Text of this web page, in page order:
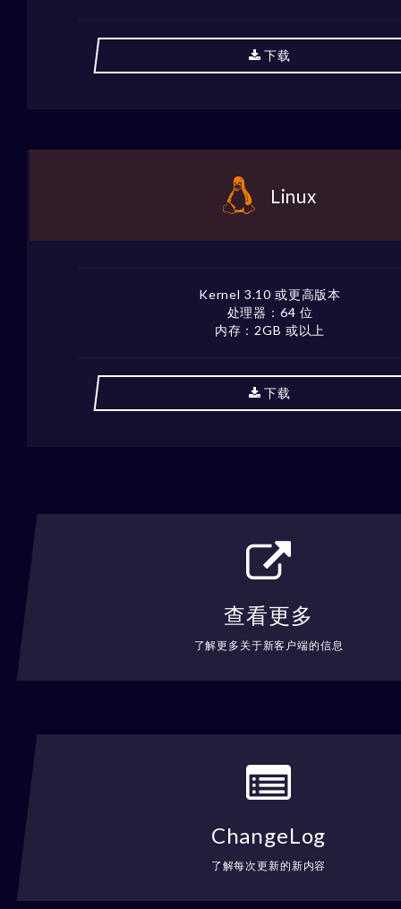
下载
Linux
Kernel 3.10 或更高版本
处理器：64 位
内存：2GB 或以上
下载
查看更多
了解更多关于新客户端的信息
ChangeLog
了解每次更新的新内容